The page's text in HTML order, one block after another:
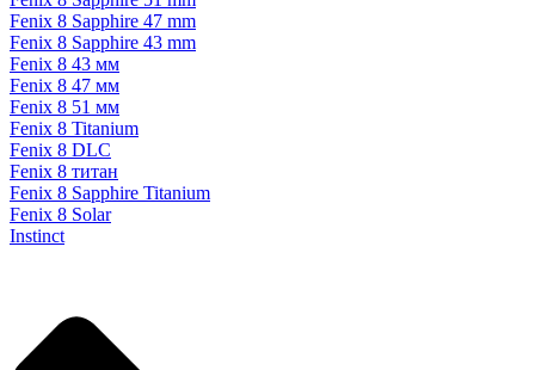
Fenix 8 Sapphire 47 mm
Fenix 8 Sapphire 43 mm
Fenix 8 43 мм
Fenix 8 47 мм
Fenix 8 51 мм
Fenix 8 Titanium
Fenix 8 DLC
Fenix 8 титан
Fenix 8 Sapphire Titanium
Fenix 8 Solar
Instinct